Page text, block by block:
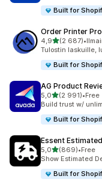
Built for
Order Printer
4,9/ 5 tähteä
(2 687)
2687 arvostelua
•
Tulostin laskuille,
Built for
AG Product
5,0/ 5 tähteä
(2 991)
2991 arvostelua
•Free
Build trust w/
Built for
Essent
5,0/ 5 tähteä
(869)
869 arvostelua
•Free
Show Estimated
Built for